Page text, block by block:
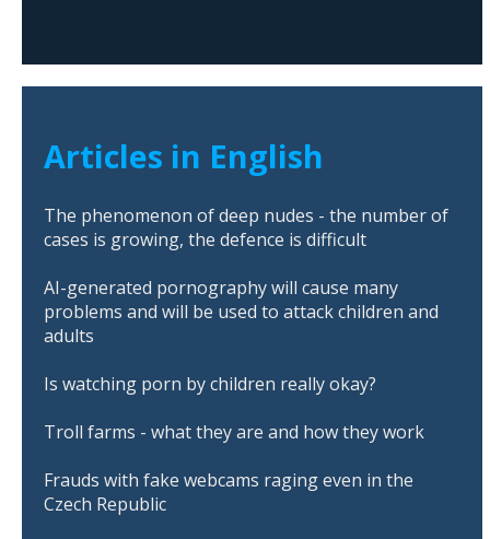
Articles in English
The phenomenon of deep nudes - the number of
cases is growing, the defence is difficult
AI-generated pornography will cause many
problems and will be used to attack children and
adults
Is watching porn by children really okay?
Troll farms - what they are and how they work
Frauds with fake webcams raging even in the
Czech Republic